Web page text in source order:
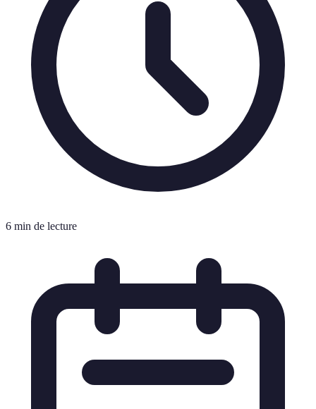
6 min de lecture